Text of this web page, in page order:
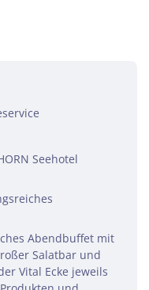
Seehotel
Abendbuffet mit
Salatbar und
Vital Ecke jeweils